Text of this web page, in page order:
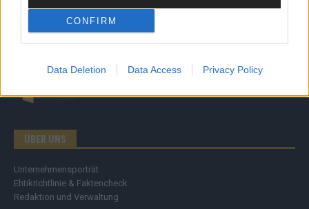
CONFIRM
Data Deletion Data Access Privacy Policy
FLASH – DAS VIDEOPORTAL
ÜBER UNS
Unternehmensporträt
Ehtikrichtlinie & Faktencheck
Redaktion und Verwaltung